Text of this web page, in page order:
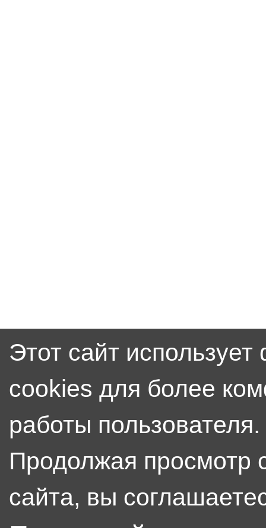
Этот сайт
cookies для более
работы пользователя.
Продолжая просмотр
сайта, вы